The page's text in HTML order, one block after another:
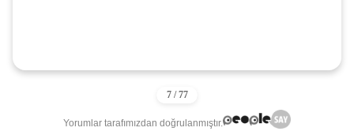
Yorumlar tarafımızdan doğrulanmıştır.